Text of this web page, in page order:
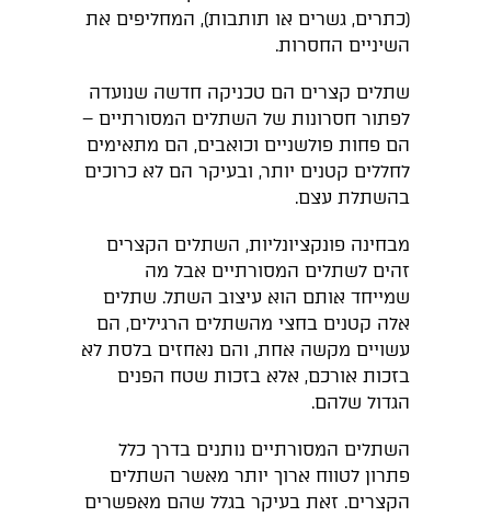
(כתרים, גשרים או תותבות), המחליפים את
השיניים החסרות.
שתלים קצרים הם טכניקה חדשה שנועדה
לפתור חסרונות של השתלים המסורתיים –
הם פחות פולשניים וכואבים, הם מתאימים
לחללים קטנים יותר, ובעיקר הם לא כרוכים
בהשתלת עצם.
מבחינה פונקציונליות, השתלים הקצרים
זהים לשתלים המסורתיים אבל מה
שמייחד אותם הוא עיצוב השתל. שתלים
אלה קטנים בחצי מהשתלים הרגילים, הם
עשויים מקשה אחת, והם נאחזים בלסת לא
בזכות אורכם, אלא בזכות שטח הפנים
הגדול שלהם.
השתלים המסורתיים נותנים בדרך כלל
פתרון לטווח ארוך יותר מאשר השתלים
הקצרים. זאת בעיקר בגלל שהם מאפשרים